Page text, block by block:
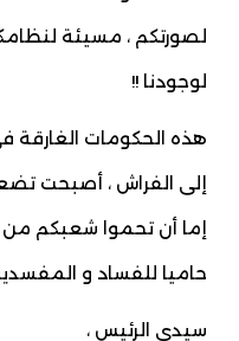
لصورتكم ، مسيئة
لوجودنا !!
هذه الحكومات الغارقة
إلى الفراش ، أصبحت
إما أن تحموا شعبكم من
حاميا للفساد و
سيدي الرئيس ،